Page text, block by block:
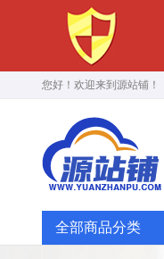
您好！欢迎来到 源站铺 ！
全部商品分类